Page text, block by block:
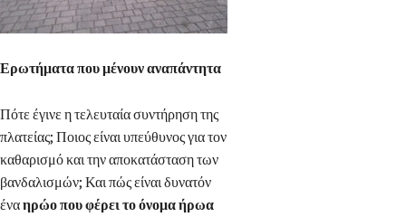
Ερωτήματα που μένουν αναπάντητα
Πότε έγινε η τελευταία συντήρηση της
πλατείας; Ποιος είναι υπεύθυνος για τον
καθαρισμό και την αποκατάσταση των
βανδαλισμών; Και πώς είναι δυνατόν
έναηρώο που φέρει το όνομα ήρωα